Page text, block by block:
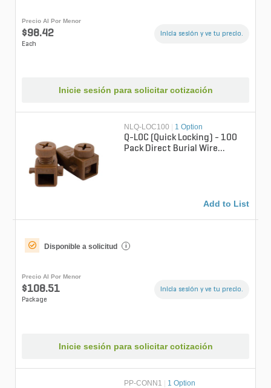
Precio Al Por Menor
$98.42
Each
Inicia sesión y ve tu precio.
Inicie sesión para solicitar cotización
NLQ-LOC100 1 Option
Q-LOC (Quick Locking) - 100
Pack Direct Burial Wire
Add to List
Disponible a solicitud i
Precio Al Por Menor
$108.51
Package
Inicia sesión y ve tu precio.
Inicie sesión para solicitar cotización
PP-CONN1 | 1 Option